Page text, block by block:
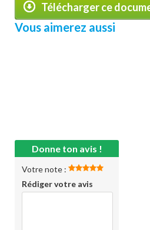
Télécharger ce
Vous aimerez aussi
Donne ton avis !
Votre note :
Rédiger votre avis